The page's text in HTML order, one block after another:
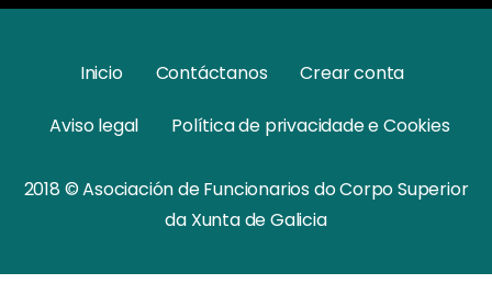
Inicio Contáctanos Crear conta
Aviso legal Política de privacidade e Cookies
2018 © Asociación de Funcionarios do Corpo Superior
da Xunta de Galicia